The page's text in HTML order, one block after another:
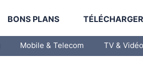
BONS PLANS
Mobile & Telecom TV & Vidéo